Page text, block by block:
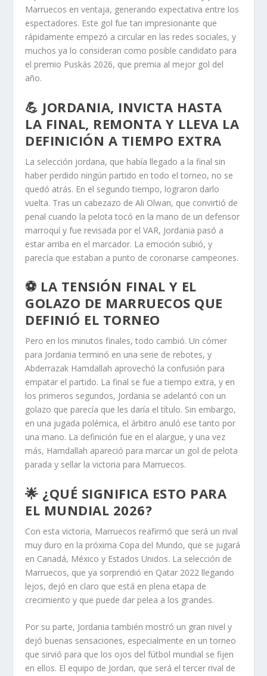
Marruecos en ventaja, generando expectativa entre los
espectadores. Este gol fue tan impresionante que
rápidamente empezó a circular en las redes sociales, y
muchos ya lo consideran como posible candidato para
el premio Puskás 2026, que premia al mejor gol del
año.
💪 JORDANIA, INVICTA HASTA
LA FINAL, REMONTA Y LLEVA LA
DEFINICIÓN A TIEMPO EXTRA
La selección jordana, que había llegado a la final sin
haber perdido ningún partido en todo el torneo, no se
quedó atrás. En el segundo tiempo, lograron darlo
vuelta. Tras un cabezazo de Ali Olwan, que convirtió de
penal cuando la pelota tocó en la mano de un defensor
marroquí y fue revisada por el VAR, Jordania pasó a
estar arriba en el marcador. La emoción subió, y
parecía que estaban a punto de coronarse campeones.
⚽ LA TENSIÓN FINAL Y EL
GOLAZO DE MARRUECOS QUE
DEFINIÓ EL TORNEO
Pero en los minutos finales, todo cambió. Un córner
para Jordania terminó en una serie de rebotes, y
Abderrazak Hamdallah aprovechó la confusión para
empatar el partido. La final se fue a tiempo extra, y en
los primeros segundos, Jordania se adelantó con un
golazo que parecía que les daría el título. Sin embargo,
en una jugada polémica, el árbitro anuló ese tanto por
una mano. La definición fue en el alargue, y una vez
más, Hamdallah apareció para marcar un gol de pelota
parada y sellar la victoria para Marruecos.
🌟 ¿QUÉ SIGNIFICA ESTO PARA
EL MUNDIAL 2026?
Con esta victoria, Marruecos reafirmó que será un rival
muy duro en la próxima Copa del Mundo, que se jugará
en Canadá, México y Estados Unidos. La selección de
Marruecos, que ya sorprendió en Qatar 2022 llegando
lejos, dejó en claro que está en plena etapa de
crecimiento y que puede dar pelea a los grandes.
Por su parte, Jordania también mostró un gran nivel y
dejó buenas sensaciones, especialmente en un torneo
que sirvió para que los ojos del fútbol mundial se fijen
en ellos. El equipo de Jordan, que será el tercer rival de